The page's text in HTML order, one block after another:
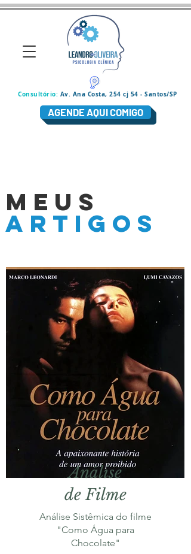
AGENDE AQUI COMIGO
Consultório: Av. Ana Costa, 254 cj 54 - Santos/SP
MEUS
ARTIGOS
Análise
de Filme
Análise Sistêmica do filme
"Como Água para
Chocolate"